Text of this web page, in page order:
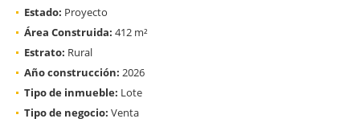
Estado: Proyecto
Área Construida: 412 m²
Estrato: Rural
Año construcción: 2026
Tipo de inmueble: Lote
Tipo de negocio: Venta